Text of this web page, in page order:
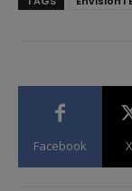
Facebook X